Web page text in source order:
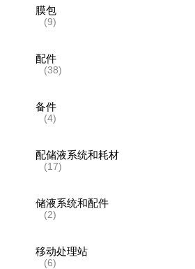
膜包
(9)
配件
(38)
备件
(4)
配储液系统和耗材
(17)
储液系统和配件
(2)
移动处理站
(6)